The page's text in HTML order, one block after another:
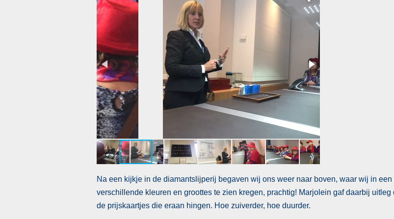
Na een kijkje in de diamantslijperij begaven wij ons weer naar boven, waar wij in
verschillende kleuren en groottes te zien kregen, prachtig! Marjolein gaf daarbij
de prijskaartjes die eraan hingen. Hoe zuiverder, hoe duurder.